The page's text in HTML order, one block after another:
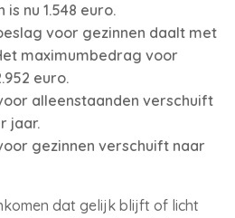
nu 1.548 euro.
voor gezinnen daalt met
maximumbedrag voor
euro.
alleenstaanden verschuift
jaar.
gezinnen verschuift naar
dat gelijk blijft of licht